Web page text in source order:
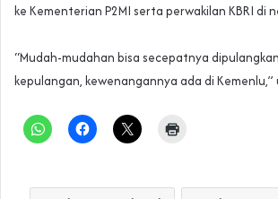
ke Kementerian P2MI serta perwakilan KBRI di
‎“Mudah-mudahan bisa secepatnya
kepulangan, kewenangannya ada di